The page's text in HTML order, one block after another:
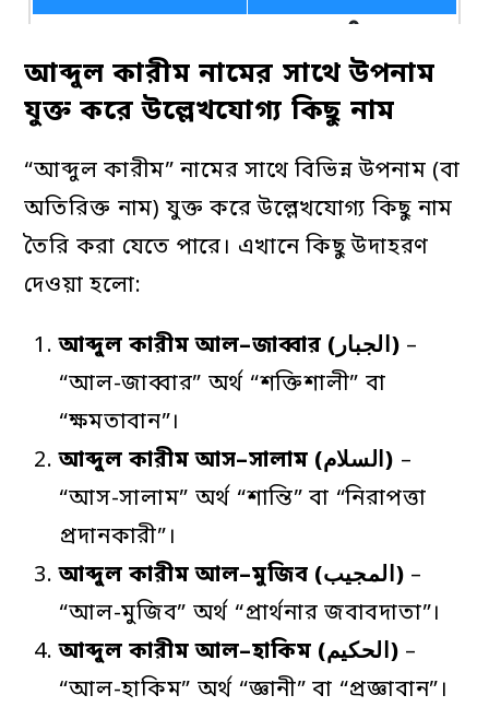
আরবি বানান:
এটি কি ইসলামিক
হ্যাঁ
আব্দুল কারীম নামের সাথে উপনাম
যুক্ত করে উল্লেখযোগ্য কিছু নাম
“আব্দুল কারীম” নামের সাথে বিভিন্ন উপনাম (বা
অতিরিক্ত নাম) যুক্ত করে উল্লেখযোগ্য কিছু নাম
তৈরি করা যেতে পারে। এখানে কিছু উদাহরণ
দেওয়া হলো:
আব্দুল কারীম আল–জাব্বার (الجبار) –
“আল-জাব্বার” অর্থ “শক্তিশালী” বা
“ক্ষমতাবান”।
আব্দুল কারীম আস–সালাম (السلام) –
“আস-সালাম” অর্থ “শান্তি” বা “নিরাপত্তা
প্রদানকারী”।
আব্দুল কারীম আল–মুজিব (المجيب) –
“আল-মুজিব” অর্থ “প্রার্থনার জবাবদাতা”।
আব্দুল কারীম আল–হাকিম (الحكيم) –
“আল-হাকিম” অর্থ “জ্ঞানী” বা “প্রজ্ঞাবান”।